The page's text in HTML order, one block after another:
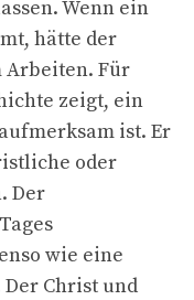
Wenn ein
hätte der
Arbeiten. Für
zeigt, ein
ist. Er
oder
Der
wie eine
Christ und